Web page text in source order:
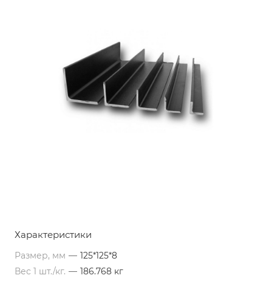
Характеристики
Размер, мм — 125*125*8
Вес 1 шт./кг. — 186.768 кг